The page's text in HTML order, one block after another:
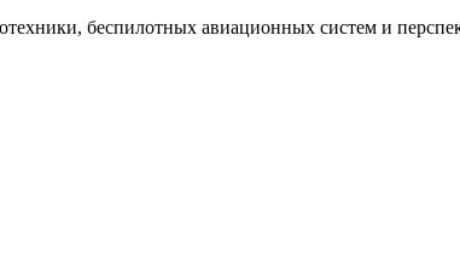
беспилотных авиационных систем и